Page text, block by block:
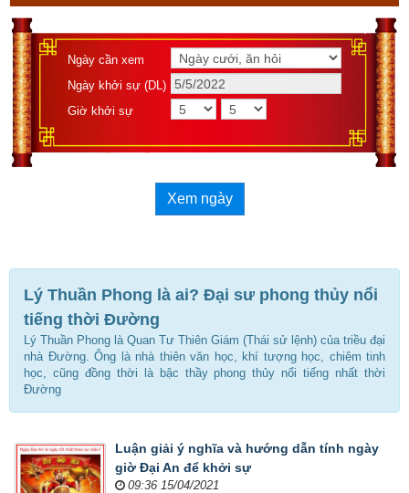
Ngày cần xem
Ngày khởi sự (DL)
Giờ khởi sự
Xem ngày
Lý Thuần Phong là ai? Đại sư phong thủy nổi
tiếng thời Đường
Lý Thuần Phong là Quan Tư Thiên Giám (Thái sử lệnh) của triều đại
nhà Đường. Ông là nhà thiên văn học, khí tượng học, chiêm tinh
học, cũng đồng thời là bậc thầy phong thủy nổi tiếng nhất thời
Đường
Luận giải ý nghĩa và hướng dẫn tính ngày
giờ Đại An để khởi sự
09:36 15/04/2021